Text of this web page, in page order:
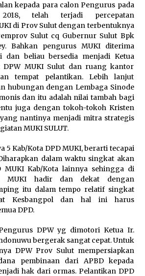
kepada para calon Pengurus pada
telah terjadi percepatan
di Prov Sulut dengan terbentuknya
Sulut cq Gubernur Sulut Bpk
Bahkan pengurus MUKI diterima
dan beliau bersedia menjadi Ketua
DPW MUKI Sulut dan ruang kantor
tempat pelantikan. Lebih lanjut
hubungan dengan Lembaga Sinode
dan itu adalah nilai tambah bagi
juga dengan tokoh-tokoh Kristen
nantinya menjadi mitra strategis
MUKI SULUT.
5 Kab/Kota DPD MUKI, berarti tecapai
dalam waktu singkat akan
MUKI Kab/Kota lainnya sehingga di
MUKI hadir dan dekat dengan
itu dalam tempo relatif singkat
Kesbangpol dan hal ini harus
DPD.
DPW yg dimotori Ketua Ir.
bergerak sangat cepat. Untuk
DPW Prov Sulut mempersiapkan
pembinaan dari APBD kepada
hak dari ormas. Pelantikan DPD